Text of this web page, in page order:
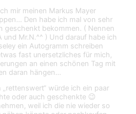
mir meinen Markus Mayer
Den habe ich mal von sehr
geschenkt bekommen. ( Nennen
und Mr.N.^^ ) Und darauf habe ich
ein Autogramm schreiben
fast unersetzliches für mich,
an einen schönen Tag mit
daran hängen…
würde ich ein paar
oder auch geschenkte 😉
weil ich die nie wieder so